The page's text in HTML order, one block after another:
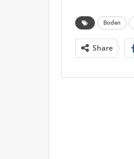
Boden
Share